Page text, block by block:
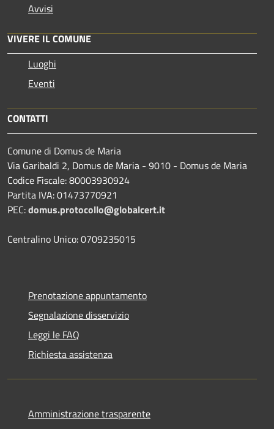
Avvisi
VIVERE IL COMUNE
Luoghi
Eventi
CONTATTI
Comune di Domus de Maria
Via Garibaldi 2, Domus de Maria - 9010 - Domus de Maria
Codice Fiscale: 80003930924
Partita IVA: 01473770921
PEC:domus.protocollo@globalcert.it
Centralino Unico: 0709235015
Prenotazione appuntamento
Segnalazione disservizio
Leggi le FAQ
Richiesta assistenza
Amministrazione trasparente